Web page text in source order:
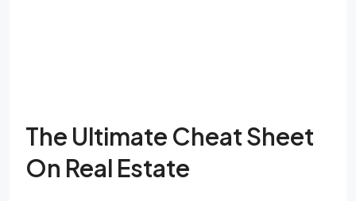
The Ultimate Cheat Sheet
On Real Estate